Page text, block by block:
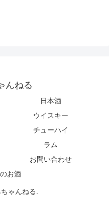
んねる
日本酒
ウイスキー
チューハイ
ラム
お問い合わせ
お酒
ゃんねる.